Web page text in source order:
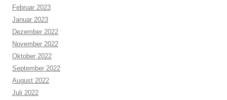
Februar 2023
Januar 2023
Dezember 2022
November 2022
Oktober 2022
September 2022
August 2022
Juli 2022